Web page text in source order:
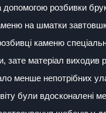
розбивки
на шматки
каменю
матеріал виходив
менше непотрібних
були вдосконалені